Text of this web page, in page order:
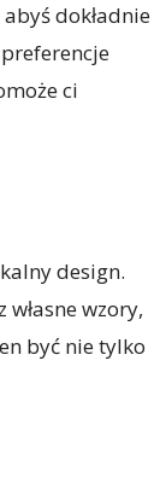
dokładnie
ci
design.
wzory,
być nie tylko